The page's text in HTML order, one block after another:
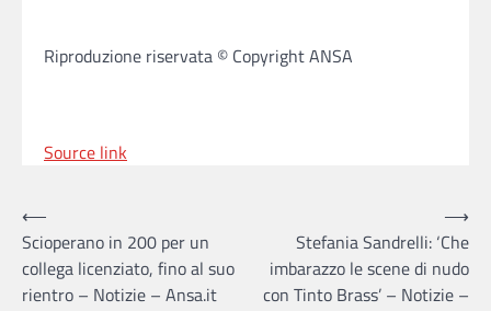
Riproduzione riservata © Copyright ANSA
Source link
Post
navigation
⟵
Scioperano in 200 per un
collega licenziato, fino al suo
rientro – Notizie – Ansa.it
Stefania Sandrelli: ‘Che
imbarazzo le scene di nudo
con Tinto Brass’ – Notizie –
⟶